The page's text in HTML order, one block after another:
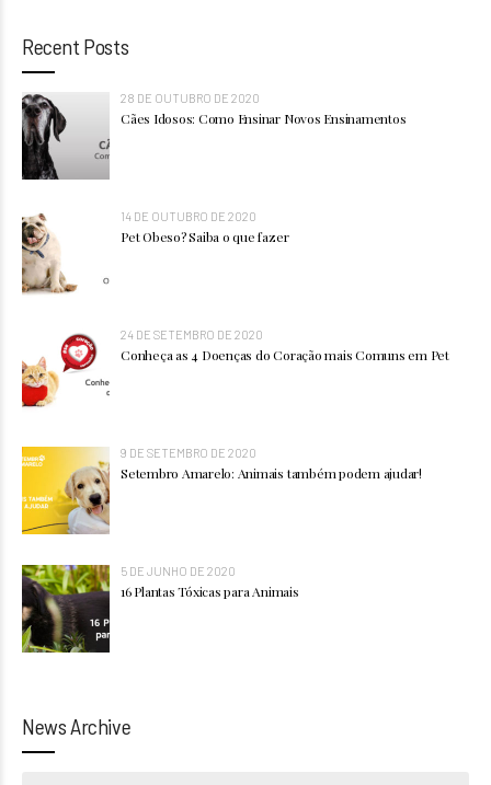
Recent Posts
28 DE OUTUBRO DE 2020
Cães Idosos: Como Ensinar Novos Ensinamentos
14 DE OUTUBRO DE 2020
Pet Obeso? Saiba o que fazer
24 DE SETEMBRO DE 2020
Conheça as 4 Doenças do Coração mais Comuns em Pet
9 DE SETEMBRO DE 2020
Setembro Amarelo: Animais também podem ajudar!
5 DE JUNHO DE 2020
16 Plantas Tóxicas para Animais
News Archive